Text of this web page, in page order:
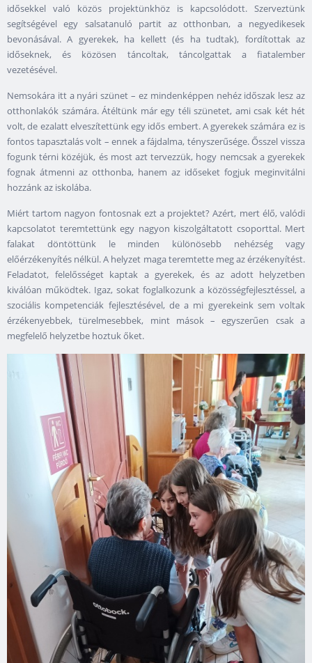
idősekkel való közös projektünkhöz is kapcsolódott. Szerveztünk
segítségével egy salsatanuló partit az otthonban, a negyedikesek
bevonásával. A gyerekek, ha kellett (és ha tudtak), fordítottak az
időseknek, és közösen táncoltak, táncolgattak a fiatalember
vezetésével.
Nemsokára itt a nyári szünet – ez mindenképpen nehéz időszak lesz az
otthonlakók számára. Átéltünk már egy téli szünetet, ami csak két hét
volt, de ezalatt elveszítettünk egy idős embert. A gyerekek számára ez is
fontos tapasztalás volt – ennek a fájdalma, tényszerűsége. Ősszel vissza
fogunk térni közéjük, és most azt tervezzük, hogy nemcsak a gyerekek
fognak átmenni az otthonba, hanem az időseket fogjuk meginvitálni
hozzánk az iskolába.
Miért tartom nagyon fontosnak ezt a projektet? Azért, mert élő, valódi
kapcsolatot teremtettünk egy nagyon kiszolgáltatott csoporttal. Mert
falakat döntöttünk le minden különösebb nehézség vagy
előérzékenyítés nélkül. A helyzet maga teremtette meg az érzékenyítést.
Feladatot, felelősséget kaptak a gyerekek, és az adott helyzetben
kiválóan működtek. Igaz, sokat foglalkozunk a közösségfejlesztéssel, a
szociális kompetenciák fejlesztésével, de a mi gyerekeink sem voltak
érzékenyebbek, türelmesebbek, mint mások – egyszerűen csak a
megfelelő helyzetbe hoztuk őket.